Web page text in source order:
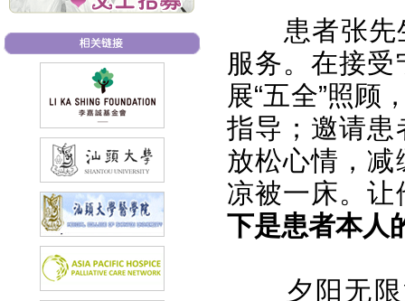
患者张
服务。在接
展“五全”照顾
指导；邀请患
放松心情，
凉被一床。
下是患者本人
夕阳无